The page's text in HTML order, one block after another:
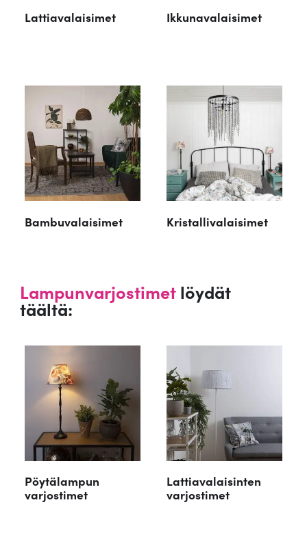
Lattiavalaisimet Ikkunavalaisimet
Bambuvalaisimet Kristallivalaisimet
Lampunvarjostimetlöydät
täältä:
Pöytälampun
varjostimet
Lattiavalaisinten
varjostimet